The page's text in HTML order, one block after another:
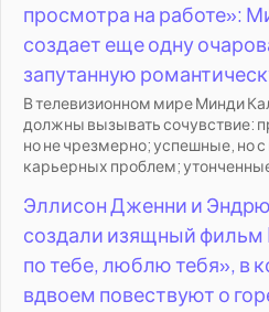
просмотра на работе»:
создает еще одну
запутанную
В телевизионном мире Минди
должны вызывать сочувствие:
но не чрезмерно; успешные, но
карьерных проблем;
Эллисон Дженни и
создали изящный фильм
по тебе, люблю тебя», в
вдвоем повествуют о